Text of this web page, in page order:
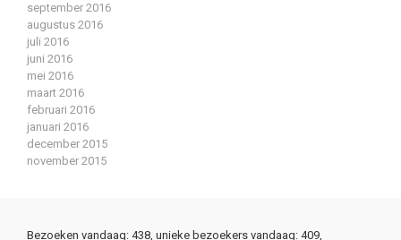
september 2016
augustus 2016
juli 2016
juni 2016
mei 2016
maart 2016
februari 2016
januari 2016
december 2015
november 2015
Bezoeken vandaag: 438, unieke bezoekers vandaag: 409,